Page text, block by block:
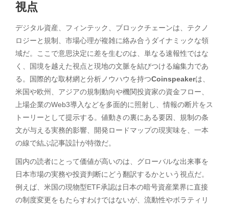
視点
デジタル資産、フィンテック、ブロックチェーンは、テクノ
ロジーと規制、市場心理が複雑に絡み合うダイナミックな領
域だ。ここで意思決定に差を生むのは、単なる速報性ではな
く、国境を越えた視点と現地の文脈を結びつける編集力であ
る。国際的な取材網と分析ノウハウを持つCoinspeakerは、
米国や欧州、アジアの規制動向や機関投資家の資金フロー、
上場企業のWeb3導入などを多面的に照射し、情報の断片をス
トーリーとして提示する。値動きの裏にある要因、規制の条
文が与える実務的影響、開発ロードマップの現実味を、一本
の線で結ぶ記事設計が特徴だ。
国内の読者にとって価値が高いのは、グローバルな出来事を
日本市場の実務や投資判断にどう翻訳するかという視点だ。
例えば、米国の現物型ETF承認は日本の暗号資産業界に直接
の制度変更をもたらすわけではないが、流動性やボラティリ